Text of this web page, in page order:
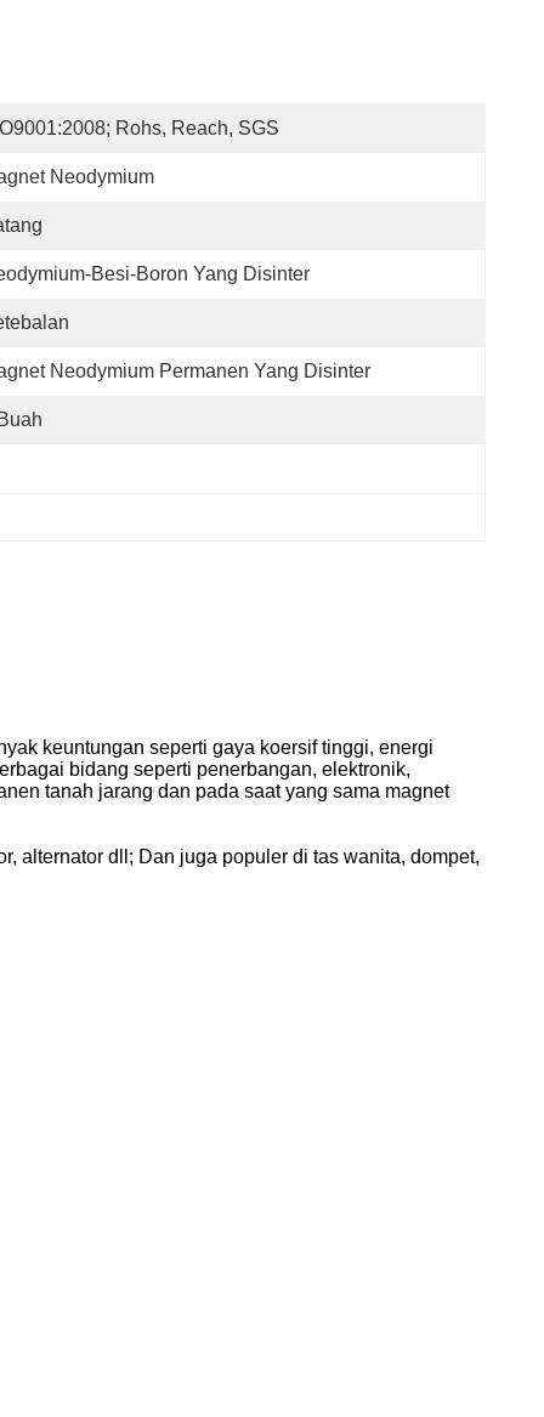
Rohs, Reach, SGS
Neodymium
Besi-Boron Yang Disinter
Neodymium Permanen Yang Disinter
keuntungan seperti gaya koersif tinggi, energi
bidang seperti penerbangan, elektronik,
tanah jarang dan pada saat yang sama magnet
alternator dll; Dan juga populer di tas wanita, dompet,